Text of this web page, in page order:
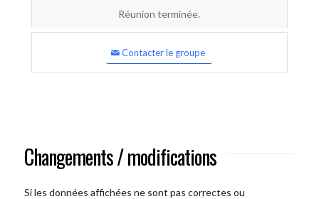
Réunion terminée.
Contacter le groupe
Changements / modifications
Si les données affichées ne sont pas correctes ou